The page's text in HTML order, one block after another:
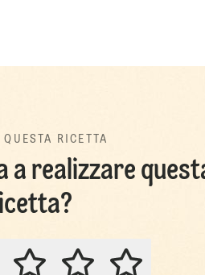
QUESTA RICETTA
a realizzare
VALUTA QUESTA RICETTA